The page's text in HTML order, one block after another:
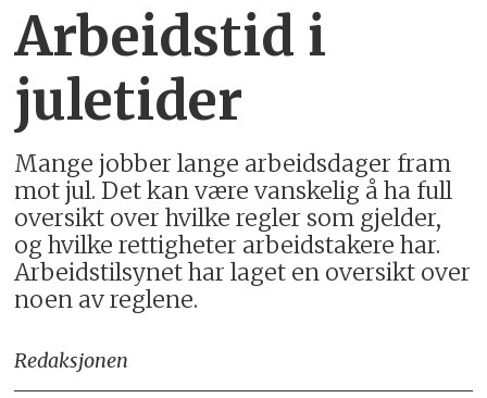
Arbeidstid i
juletider
Mange jobber lange arbeidsdager fram
mot jul. Det kan være vanskelig å ha full
oversikt over hvilke regler som gjelder,
og hvilke rettigheter arbeidstakere har.
Arbeidstilsynet har laget en oversikt over
noen av reglene.
Redaksjonen